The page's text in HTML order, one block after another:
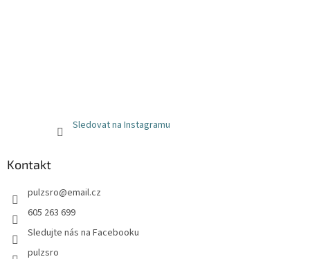
Sledovat na Instagramu
Kontakt
pulzsro@email.cz
605 263 699
Sledujte nás na Facebooku
pulzsro